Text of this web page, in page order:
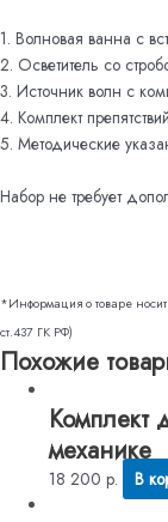
1. Волновая ванна с
2. Осветитель со
3. Источник волн с
4. Комплект препятствий
5. Методические
Набор не требует
*Информация о товаре
ст.437 ГК РФ)
Похожие
Комплект
механике
18 200р. В